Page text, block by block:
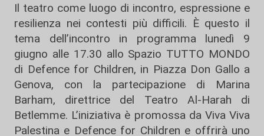
Il teatro come luogo di incontro, espressione e
resilienza nei contesti più difficili. È questo il
tema dell’incontro in programma lunedì 9
giugno alle 17.30 allo Spazio TUTTO MONDO
di Defence for Children, in Piazza Don Gallo a
Genova, con la partecipazione di Marina
Barham, direttrice del Teatro Al-Harah di
Betlemme. L’iniziativa è promossa da Viva Viva
Palestina e Defence for Children e offrirà uno